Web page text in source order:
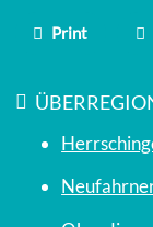
Print